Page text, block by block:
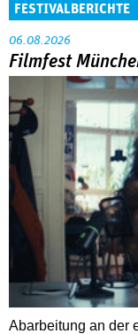
FESTIVALBERICHTE
06.08.2026
Filmfest
Abarbeitung an der